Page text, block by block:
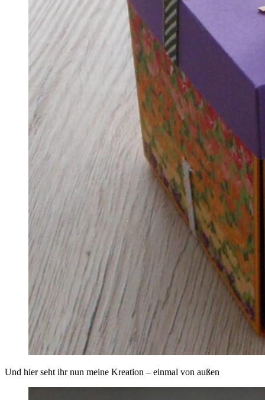
Und hier seht ihr nun meine Kreation – einmal von außen